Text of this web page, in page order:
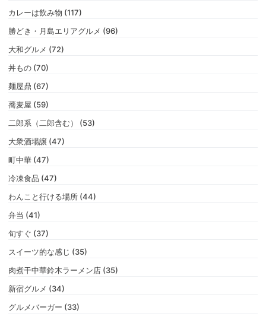
カレーは飲み物 (117)
勝どき・月島エリアグルメ (96)
大和グルメ (72)
丼もの (70)
麺屋鼎 (67)
蕎麦屋 (59)
二郎系（二郎含む） (53)
大衆酒場譲 (47)
町中華 (47)
冷凍食品 (47)
わんこと行ける場所 (44)
弁当 (41)
旬すぐ (37)
スイーツ的な感じ (35)
肉煮干中華鈴木ラーメン店 (35)
新宿グルメ (34)
グルメバーガー (33)